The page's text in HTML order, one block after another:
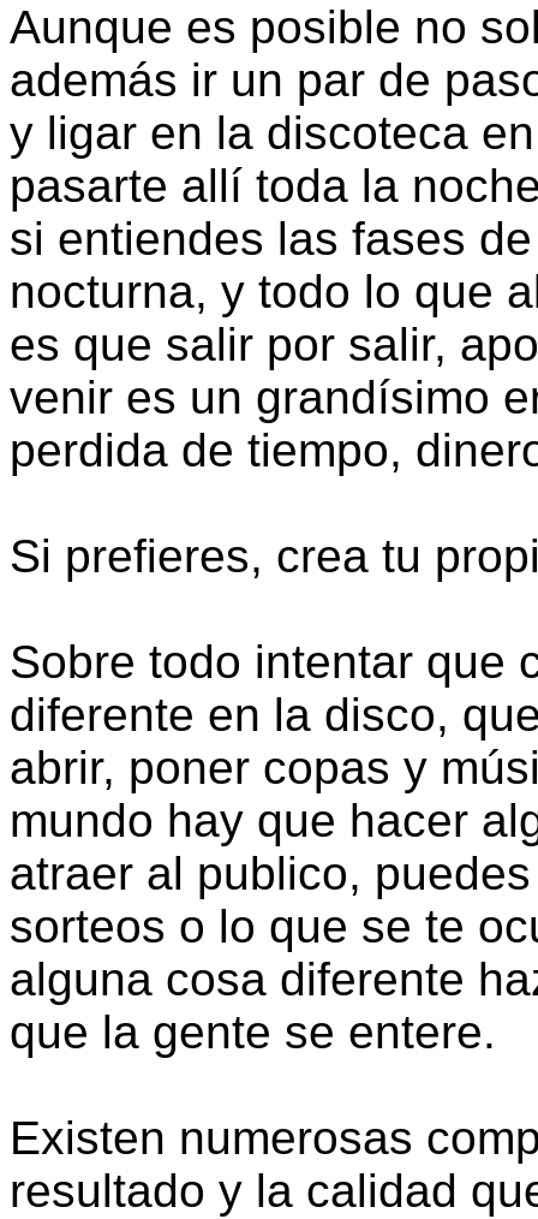
Aunque es posible no
además ir un par de
y ligar en la discoteca
pasarte allí toda la
si entiendes las fases
nocturna, y todo lo que
es que salir por salir,
venir es un grandísimo
perdida de tiempo,
Si prefieres, crea tu
Sobre todo intentar que
diferente en la disco,
abrir, poner copas y
mundo hay que hacer
atraer al publico,
sorteos o lo que se te
alguna cosa diferente
que la gente se entere.
Existen numerosas
resultado y la calidad